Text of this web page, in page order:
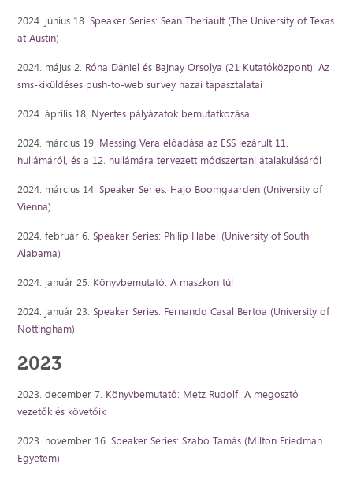
2024. június 18.Speaker Series: Sean Theriault (The University of Texas
at Austin)
2024. május 2. Róna Dániel és Bajnay Orsolya (21 Kutatóközpont): Az
sms-kiküldéses push-to-web survey hazai tapasztalatai
2024. április 18. Nyertes pályázatok bemutatkozása
2024. március 19. Messing Vera előadása az ESS lezárult 11.
hullámáról, és a 12. hullámára tervezett módszertani átalakulásáról
2024. március 14.Speaker Series: Hajo Boomgaarden (University of
Vienna)
2024. február 6.Speaker Series: Philip Habel (University of South
Alabama)
2024. január 25. Könyvbemutató: A maszkon túl
2024. január 23.Speaker Series: Fernando Casal Bertoa (University of
Nottingham)
2023
2023. december 7. Könyvbemutató: Metz Rudolf: A megosztó
vezetők és követőik
2023. november 16.Speaker Series: Szabó Tamás (Milton Friedman
Egyetem)